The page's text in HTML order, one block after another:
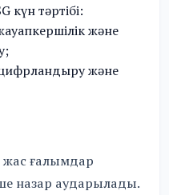
күн тәртібі:
және
цифрландыру және
ғалымдар
назар аударылады.